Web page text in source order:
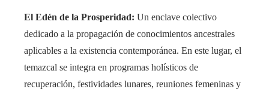
El Edén de la Prosperidad: Un enclave colectivo
dedicado a la propagación de conocimientos ancestrales
aplicables a la existencia contemporánea. En este lugar, el
temazcal se integra en programas holísticos de
recuperación, festividades lunares, reuniones femeninas y